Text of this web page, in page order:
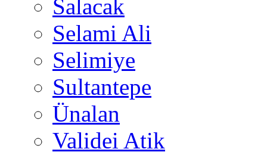
Salacak
Selami Ali
Selimiye
Sultantepe
Ünalan
Validei Atik